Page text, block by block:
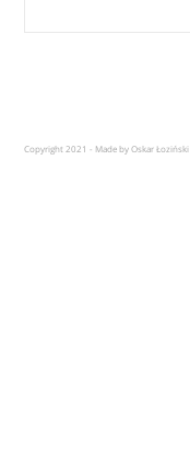
Copyright 2021 - Made by Oskar Łoziński